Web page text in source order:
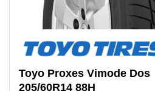
Toyo Proxes Vimode Dos
205/60R14 88H